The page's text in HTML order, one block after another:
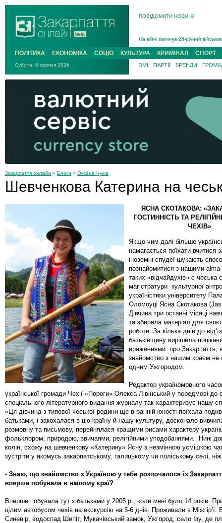
ПОВІДОМИТИ НОВИНУ
Підтвердили загибель
На війні загинув 26-річний
ПОЛІТИКА ЕКОНОМІКА СОЦІО КУЛЬТУРА КРИМІНАЛ СПОРТ
Субота, 8 серпня 2026 ЗМІ ПАРТІЇ БРЕНДИ
Закарпаття онлайн » Блоги » Оксана Чужа
Шевченкова Катерина на
ЯСНА СКОТАКОВА:
ГОСТИННІСТЬ ТА
ЧЕХІВ»
Якщо чим далі більше
намагається поїхати вчитися
іноземні спудеї шукають
познайомитися з нашими
таких «відчайдухів» є чеська
магістратури культурної
україністики університету
Оломоуці Ясна Скотакова
Дівчина три останні місяці
та збирала матеріал для
роботи. За кілька днів до
батьківщину вирішила
враженнями про Закарпаття,
знайомство з нашим краєм не
одним Ужгородом.
Редактор україномовного
української громади Чехії «Пороги» Олекса Лівінський у передмові до
спеціального літературного видання журналу так характеризує нашу
«Ця дівчина з типової чеської родини ще в ранній юності поїхала
батьками, і закохалася в цю країну й нашу культуру, досконало
розмовну та письмову, перейнялася кращими рисами характеру
фольклором, природою, звичаями, релігійними уподобаннями. Нині
колін, схожу на шевченкову «Катерину» Ясну з незмінною усмішкою
зустріти у якомусь закарпатському, галицькому чи поліському селі,
- Знаю, що знайомство з Україною у тебе розпочалося із
вперше побувала в нашому краї?
Вперше побувала тут з батьками у 2005 р., коли мені було 14 років.
цілим автобусом чехів на екскурсію на 5-6 днів. Проживали в Міжгір’ї.
Синевір, водоспад Шипіт, Мукачівський замок, Ужгород, село Ізу, де